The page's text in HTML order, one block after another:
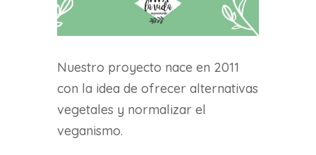
Nuestro proyecto nace en 2011
con la idea de ofrecer alternativas
vegetales y normalizar el
veganismo.